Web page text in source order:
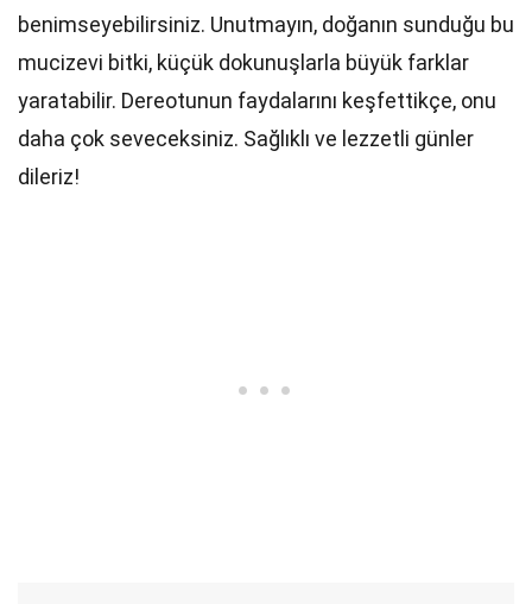
benimseyebilirsiniz. Unutmayın, doğanın sunduğu bu
mucizevi bitki, küçük dokunuşlarla büyük farklar
yaratabilir. Dereotunun faydalarını keşfettikçe, onu
daha çok seveceksiniz. Sağlıklı ve lezzetli günler
dileriz!